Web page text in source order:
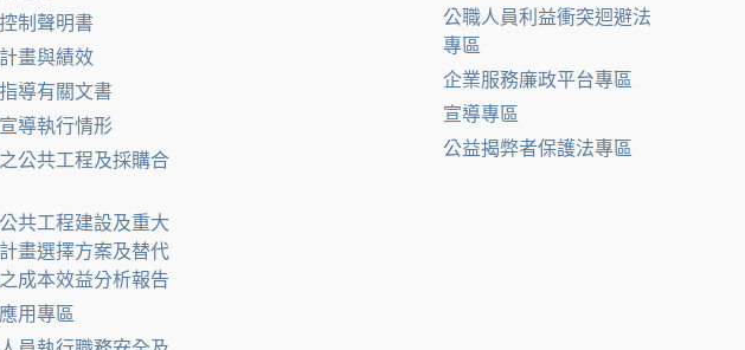
制聲明書
畫與績效
導有關文書
導執行情形
公共工程及採購合
共工程建設及重大
畫選擇方案及替代
成本效益分析報告
用專區
公職人員利益衝突迴避法
專區
企業服務廉政平台專區
宣導專區
公益揭弊者保護法專區